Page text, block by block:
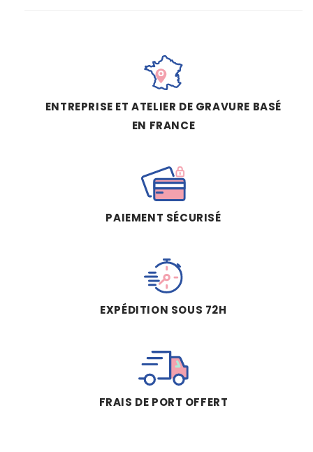
ENTREPRISE ET ATELIER DE GRAVURE BASÉ
EN FRANCE
PAIEMENT SÉCURISÉ
EXPÉDITION SOUS 72H
FRAIS DE PORT OFFERT